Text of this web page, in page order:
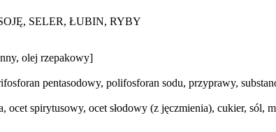
SELER, ŁUBIN, RYBY
olej rzepakowy]
pentasodowy, polifosforan sodu, przyprawy,
spirytusowy, ocet słodowy (z jęczmienia), cukier, sól,